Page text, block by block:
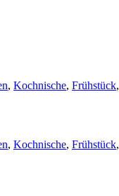
, Kochnische, Frühstück,
, Kochnische, Frühstück,